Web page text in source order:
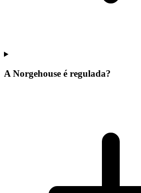
A Norgehouse é regulada?